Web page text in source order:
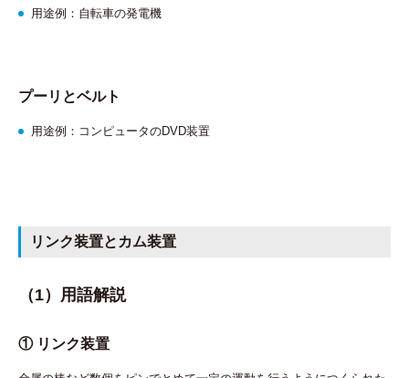
用途例：自転車の発電機
プーリとベルト
用途例：コンピュータのDVD装置
リンク装置とカム装置
（1）用語解説
① リンク装置